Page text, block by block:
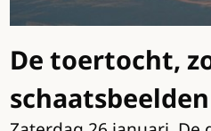
De toertocht,
schaatsbeelden